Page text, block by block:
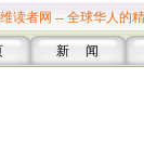
读者网 -- 全球华人的
新 闻